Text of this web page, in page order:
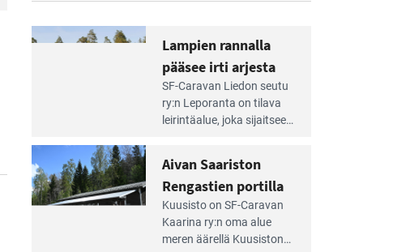
rannalla
pääsee
irti
arjesta
Lampien rannalla
pääsee irti arjesta
SF-Caravan Liedon seutu
ry:n Leporanta on tilava
leirintäalue, joka sijaitsee
ympärillä. – Lampi on
upea ja puhdas, ja se
tarjoaa ympäris­töineen
kauniit maisemat ja
loistavat virkistäytymis­
Lue
Aivan Saariston
Rengastien portilla
Kuusisto on SF-Caravan
Kaarina ry:n oma alue
meren äärellä Kuusiston